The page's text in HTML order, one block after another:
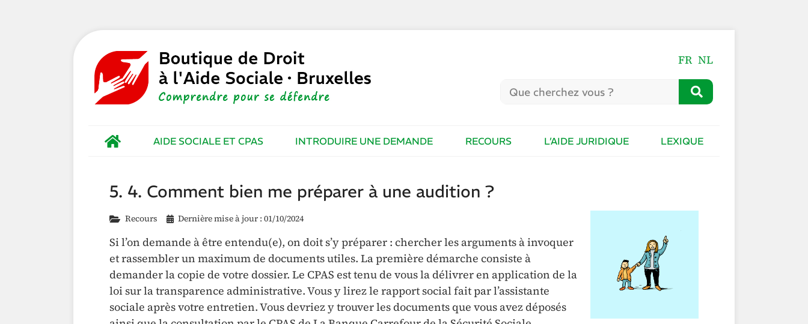
FR NL
AIDE SOCIALE ET CPAS INTRODUIRE UNE DEMANDE RECOURS L’AIDE JURIDIQUE LEXIQUE
5. 4. Comment bien me préparer à une audition ?
Recours Dernière mise à jour : 01/10/2024
Si l’on demande à être entendu(e), on doit s’y préparer : chercher les arguments à invoquer
et rassembler un maximum de documents utiles. La première démarche consiste à
demander la copie de votre dossier. Le CPAS est tenu de vous la délivrer en application de la
loi sur la transparence administrative. Vous y lirez le rapport social fait par l’assistante
sociale après votre entretien. Vous devriez y trouver les documents que vous avez déposés